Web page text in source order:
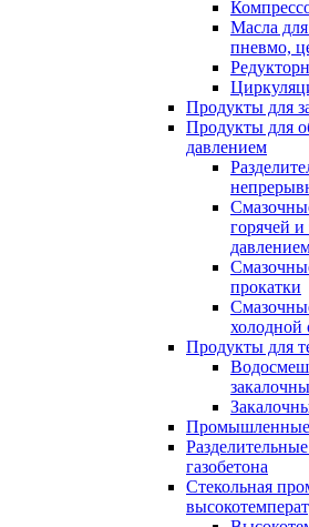
Масла
пневмо,
Продукты для
Продукты для
давлением
горячей
прокатки
холодной
Продукты для
Промышленные
газобетона
Стекольная